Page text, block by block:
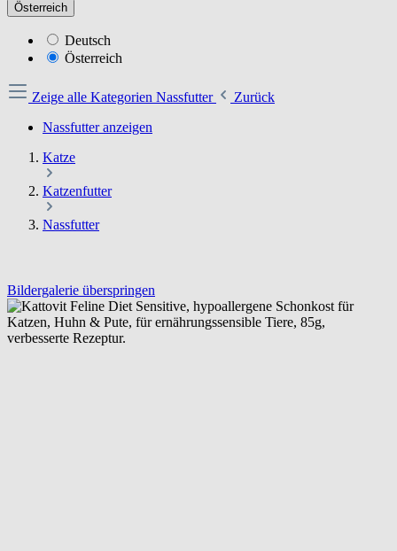
Österreich
Deutsch
Österreich
Zeige alle Kategorien Nassfutter
Zurück
Nassfutter anzeigen
Katze
Katzenfutter
Nassfutter
Bildergalerie überspringen